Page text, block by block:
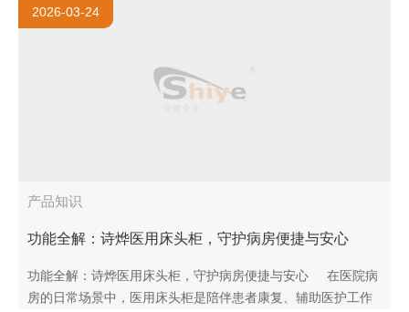
具要..
2026-03-24
产品知识
功能全解：诗烨医用床头柜，守护病房便捷与安心
功能全解：诗烨医用床头柜，守护病房便捷与安心 在医院病
房的日常场景中，医用床头柜是陪伴患者康复、辅助医护工作